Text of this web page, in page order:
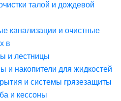
талой и дождевой
канализации и очистные
в
и лестницы
и накопители для жидкостей
и системы грязезащиты
и кессоны